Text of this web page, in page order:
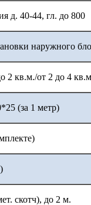
д. 40-44, гл. до 800
наружного
2 кв.м./от 2 до 4
(за 1 метр)
скотч), до 2 м.